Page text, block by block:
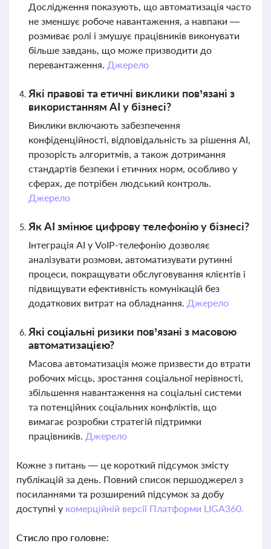
Дослідження показують, що автоматизація часто
не зменшує робоче навантаження, а навпаки —
розмиває ролі і змушує працівників виконувати
більше завдань, що може призводити до
перевантаження. Джерело
Які правові та етичні виклики пов’язані з
використанням AI у бізнесі?
Виклики включають забезпечення
конфіденційності, відповідальність за рішення AI,
прозорість алгоритмів, а також дотримання
стандартів безпеки і етичних норм, особливо у
сферах, де потрібен людський контроль.
Джерело
Як AI змінює цифрову телефонію у бізнесі?
Інтеграція AI у VoIP-телефонію дозволяє
аналізувати розмови, автоматизувати рутинні
процеси, покращувати обслуговування клієнтів і
підвищувати ефективність комунікацій без
додаткових витрат на обладнання. Джерело
Які соціальні ризики пов’язані з масовою
автоматизацією?
Масова автоматизація може призвести до втрати
робочих місць, зростання соціальної нерівності,
збільшення навантаження на соціальні системи
та потенційних соціальних конфліктів, що
вимагає розробки стратегій підтримки
працівників. Джерело
Кожне з питань — це короткий підсумок змісту
публікацій за день. Повний список першоджерел з
посиланнями та розширений підсумок за добу
доступні у комерційній версії Платформи LIGA360.
Стисло про головне: